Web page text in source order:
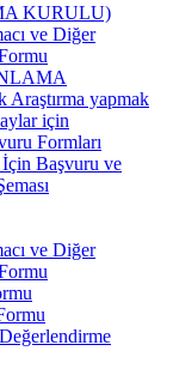
KURULU)
ve Diğer
yapmak
için
Formları
Başvuru ve
ve Diğer